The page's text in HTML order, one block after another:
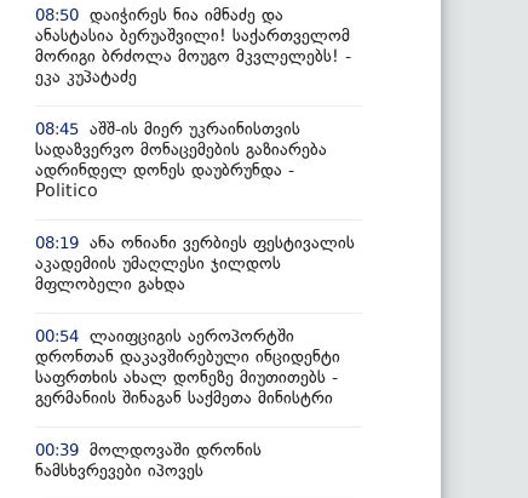
08:50 დაიჭირეს ნია იმნაძე და
ანასტასია ბერუაშვილი! საქართველომ
მორიგი ბრძოლა მოუგო მკვლელებს! -
ეკა კუპატაძე
08:45 აშშ-ის მიერ უკრაინისთვის
სადაზვერვო მონაცემების გაზიარება
ადრინდელ დონეს დაუბრუნდა -
Politico
08:19 ანა ონიანი ვერბიეს ფესტივალის
აკადემიის უმაღლესი ჯილდოს
მფლობელი გახდა
00:54 ლაიფციგის აეროპორტში
დრონთან დაკავშირებული ინციდენტი
საფრთხის ახალ დონეზე მიუთითებს -
გერმანიის შინაგან საქმეთა მინისტრი
00:39 მოლდოვაში დრონის
ნამსხვრევები იპოვეს